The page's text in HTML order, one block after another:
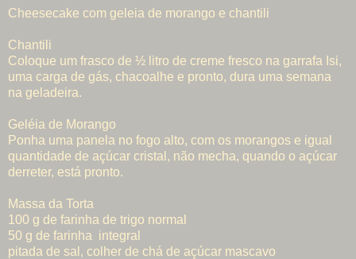
Cheesecake com geleia de morango e chantili
Chantili
Coloque um frasco de ½ litro de creme fresco na garrafa Isi,
uma carga de gás, chacoalhe e pronto, dura uma semana
na geladeira.
Geléia de Morango
Ponha uma panela no fogo alto, com os morangos e igual
quantidade de açúcar cristal, não mecha, quando o açúcar
derreter, está pronto.
Massa da Torta
100 g de farinha de trigo normal
50 g de farinha integral
pitada de sal, colher de chá de açúcar mascavo